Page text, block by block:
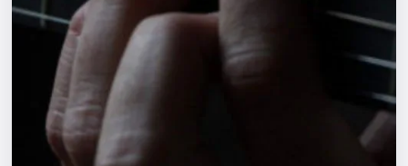
Спорт
События
Города
Площадки